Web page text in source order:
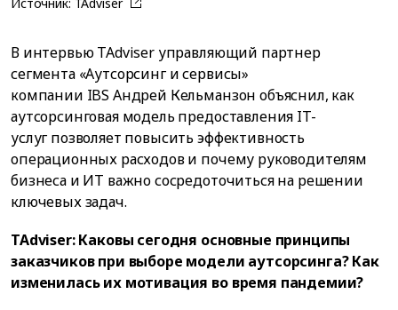
В интервью TAdviser управляющий партнер
сегмента «Аутсорсинг и сервисы»
компании IBS Андрей Кельманзон объяснил, как
аутсорсинговая модель предоставления IT-
услуг позволяет повысить эффективность
операционных расходов и почему руководителям
бизнеса и ИТ важно сосредоточиться на решении
ключевых задач.
TAdviser: Каковы сегодня основные принципы
заказчиков при выборе модели аутсорсинга? Как
изменилась их мотивация во время пандемии?